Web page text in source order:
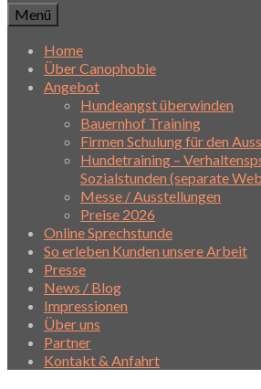
Menü
Home
Über Canophobie
Angebot
Hundeangst überwinden
Bauernhof Training
Firmen Schulung für den
Hundetraining –
Sozialstunden (separate
Messe / Ausstellungen
Preise 2026
Online Sprechstunde
So erleben Kunden unsere Arbeit
Presse
News / Blog
Impressionen
Über uns
Partner
Kontakt & Anfahrt